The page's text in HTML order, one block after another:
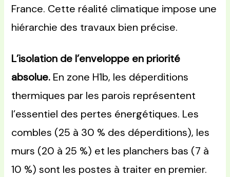
France. Cette réalité climatique impose une
hiérarchie des travaux bien précise.
L’isolation de l’enveloppe en priorité
absolue. En zone H1b, les déperditions
thermiques par les parois représentent
l’essentiel des pertes énergétiques. Les
combles (25 à 30 % des déperditions), les
murs (20 à 25 %) et les planchers bas (7 à
10 %) sont les postes à traiter en premier.